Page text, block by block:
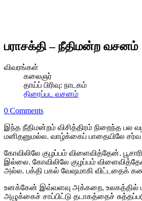
பராசக்தி – நீதிமன்ற வசனம்
விவரங்கள்
கலைஞர்
தாய்ப் பிரிவு: நாடகம்
திரைப்பட வசனம்
0 Comments
இந்த நீதிமன்றம் விசித்திரம் நிறைந்த பல
மனிதனுமல்ல. வாழ்க்கைப் பாதையிலே
கோவிலிலே குழப்பம் விளைவித்தேன்.
இல்லை. கோவிலிலே குழப்பம்
அல்ல. பக்தி பகல் வேஷமாகி விட்டதைக்
உனக்கேன் இவ்வளவு அக்கறை, உலகத்தில்
அழுக்கைச் சாப்பிட்டு தடாகத்தைச்